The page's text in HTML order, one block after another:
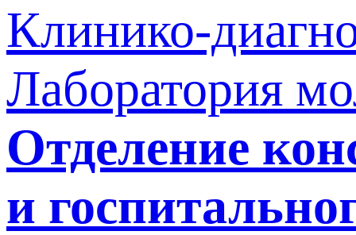
Клинико-
Лаборатория
Отделение
и